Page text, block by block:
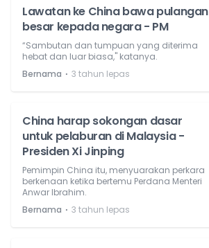
Lawatan ke China bawa pulangan
besar kepada negara - PM
“Sambutan dan tumpuan yang diterima
hebat dan luar biasa," katanya.
Bernama ⋅ 3 tahun lepas
China harap sokongan dasar
untuk pelaburan di Malaysia -
Presiden Xi Jinping
Pemimpin China itu, menyuarakan perkara
berkenaan ketika bertemu Perdana Menteri
Anwar Ibrahim.
Bernama ⋅ 3 tahun lepas